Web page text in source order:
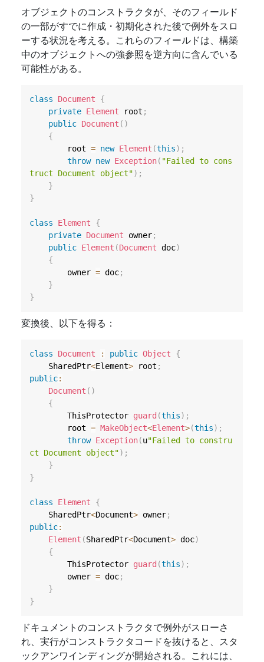
オブジェクトのコンストラクタが、そのフィールド
の一部がすでに作成・初期化された後で例外をスロ
ーする状況を考える。これらのフィールドは、構築
中のオブジェクトへの強参照を逆方向に含んでいる
可能性がある。
class Document
{
private Element root ;
public Document ( )
{
        root
= new Element (this) ;
throw new Exception( "Failed to cons
truct Document object") ;
}
}
class Element
{
private Document owner;
public Element (Document doc)
{
        owner
= doc;
}
}
変換後、以下を得る：
class Document : public Object
{
    SharedPtr
<Element> root ;
public:
Document ( )
{
        ThisProtector
guard (this) ;
        root
= MakeObject<Element>(this) ;
throw Exception(u"Failed to constru
ct Document object") ;
}
}
class Element
{
    SharedPtr
<Document> owner;
public:
Element (SharedPtr<Document> doc)
{
        ThisProtector
guard (this) ;
        owner
= doc;
}
}
ドキュメントのコンストラクタで例外がスローさ
れ、実行がコンストラクタコードを抜けると、スタ
ックアンワインディングが開始される。これには、